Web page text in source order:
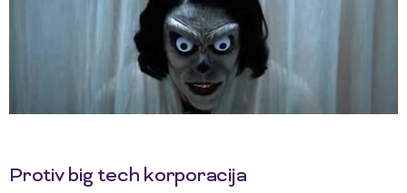
Protiv big tech korporacija